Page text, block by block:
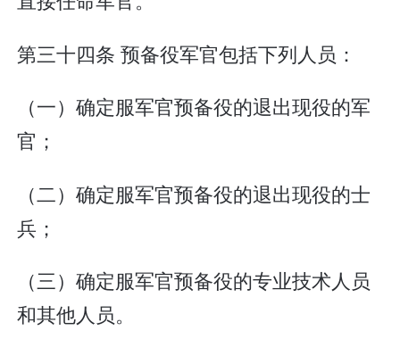
第三十四条 预备役军官包括下列人员：
（一）确定服军官预备役的退出现役的军
官；
（二）确定服军官预备役的退出现役的士
兵；
（三）确定服军官预备役的专业技术人员
和其他人员。